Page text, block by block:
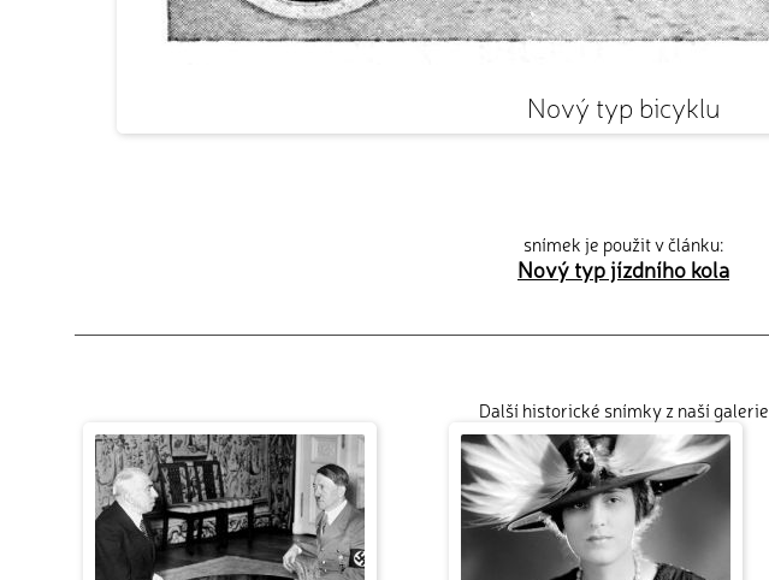
Nový typ bicyklu
snímek je použit v článku:
Nový typ jízdního kola
Další historické snímky z naší galerie